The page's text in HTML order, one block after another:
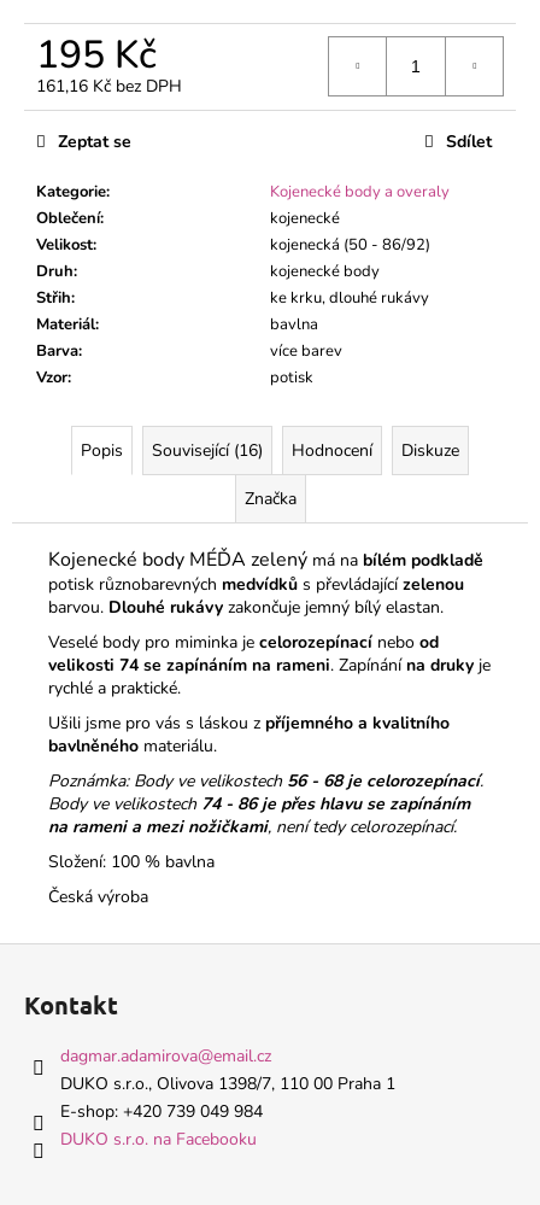
195 Kč
161,16 Kč bez DPH
Měrná
cena:
Kategorie:
Kojenecké body a overaly
Oblečení:
kojenecké
Velikost:
kojenecká (50 - 86/92)
Druh:
kojenecké body
Střih:
ke krku, dlouhé rukávy
Materiál:
bavlna
Barva:
více barev
Vzor: potisk
Zeptat se Sdílet
Popis Související (16) Hodnocení Diskuze
Značka
Kojenecké body MÉĎA zelený má na bílém podkladě
potisk různobarevných medvídků s převládajícízelenou
barvou. Dlouhé rukávy zakončuje jemný bílý elastan.
Veselé body pro miminka je celorozepínací nebo od
velikosti 74 se zapínáním na rameni. Zapínánína druky je
rychlé a praktické.
Ušili jsme pro vás s láskou z příjemného a kvalitního
bavlněného materiálu.
Poznámka: Body ve velikostech 56 - 68 je celorozepínací.
Body ve velikostech 74 - 86 je přes hlavu se zapínáním
na rameni a mezi nožičkami, není tedy celorozepínací.
Složení: 100 % bavlna
Česká výroba
m
KOJENECKÉ
BODY
ZELENÝ
195
Kč
Kontakt
dagmar.adamirova@email.cz
DUKO s.r.o., Olivova 1398/7, 110 00 Praha 1
E-shop: +420 739 049 984
DUKO s.r.o. na Facebooku